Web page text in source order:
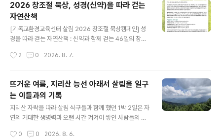
이며, 우리가 어떤 에너지로, 어떤 세상을 만들지 선택하는
신앙의 실천입니다. 오늘, 불을 끄고(소등), 플러그를 뽑고,
자연의 빛과 바람을 기억하는 작은 행동으로 이웃과 미래
세대를 위한 사랑을 시작해 봅시다. [교회] 에너지의 날 -
2026 창조절 묵상, 성경(신약)을 따라 걷는
자연산책
[기독교환경교육센터 살림 2026 창조절 묵상캠페인] 성
경을 따라 걷는 자연산책 : 신약과 함께 걷는 46일의 창조
5)지난해 창조절, 기독교환경교육센터 살림은 『성경을 따
는 구약의 말씀을 따라 창조세계를 묵상하는 46일의 여정
을 함께 걸었습니다. 매일 한 장의 레터를 통해 하나님의 창
조와 생명의 질서, 인간에게 맡겨진 돌봄의 사명을 함께 묵
상하며, 말씀이 우리의 일상과 삶의 방식을 어떻게 변화시
키는지 돌아보는 시간을 가졌습니다. 올해 창조절에는 9월
다.이번 레터는 미국 생태신학자 프레더릭 W. 크루거(Fre
2 0 2026. 8. 7.
뜨거운 여름, 지리산 능선 아래서 살림을 일구
는 이들과의 기록
지리산 자락을 따라 살림 식구들과 함께 했던 1박 2일은 자
연의 거대한 생명력과 오랜 시간 켜켜이 쌓인 사람들의 삶
산 본령은 그야말로 장엄했다. 멀리 펼쳐진 서북능선과 주
0 0 2026. 8. 6.